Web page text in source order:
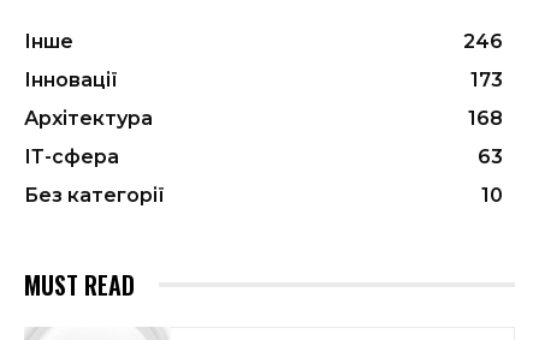
Інше
246
Інновації
173
Архітектура
168
ІТ-сфера
63
Без категорії
10
MUST READ